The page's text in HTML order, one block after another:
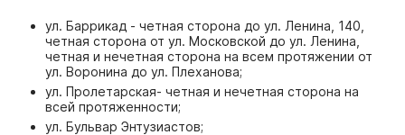
ул. Баррикад - четная сторона до ул. Ленина, 140,
четная сторона от ул. Московской до ул. Ленина,
четная и нечетная сторона на всем протяжении от
ул. Воронина до ул. Плеханова;
ул. Пролетарская- четная и нечетная сторона на
всей протяженности;
ул. Бульвар Энтузиастов;